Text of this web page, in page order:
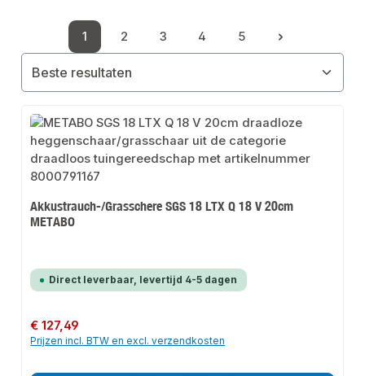
Pagina
1
Pagina
2
Pagina
3
Pagina
4
Pagina
5
Akkustrauch-/Grasschere SGS 18 LTX Q 18 V 20cm
METABO
Direct leverbaar, levertijd 4-5 dagen
Normale prijs:
€ 127,49
Prijzen incl. BTW en excl. verzendkosten